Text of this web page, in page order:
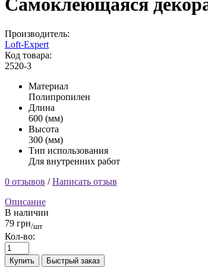
Самоклеющаяся
Производитель:
Loft-Expert
Код товара:
2520-3
Материал
Полипропилен
Длина
600 (мм)
Высота
300 (мм)
Тип использования
Для внутренних работ
0 отзывов /Написать отзыв
Описание
В наличии
79 грн/шт
Кол-во:
Купить Быстрый заказ